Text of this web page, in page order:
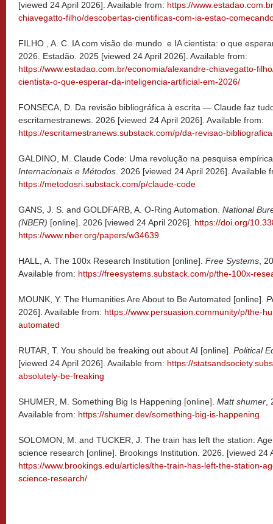
[viewed 24 April 2026]. Available from: https://
chiavegatto-filho/descobertas-cientificas-com-ia-estao-
FILHO , A. C. IA com visão de mundo e IA cientista: o que
2026. Estadão. 2025 [viewed 24 April 2026]. Available from:
https://www.estadao.com.br/economia/alexandre-chiavegatto-
cientista-o-que-esperar-da-inteligencia-artificial-em-2026/
FONSECA, D. Da revisão bibliográfica à escrita — Claude faz
escritamestranews. 2026 [viewed 24 April 2026]. Available from:
https://escritamestranews.substack.com/p/da-revisao-
GALDINO, M. Claude Code: Uma revolução na pesquisa
Internacionais e Métodos . 2026 [viewed 24 April 2026]. Available
https://metodosri.substack.com/p/claude-code
GANS, J. S. and GOLDFARB, A. O-Ring Automation. National
(NBER) [online]. 2026 [viewed 24 April 2026]. https://doi.org/
https://www.nber.org/papers/w34639
HALL, A. The 100x Research Institution [online]. Free Systems ,
Available from: https://freesystems.substack.com/p/the-100x-
MOUNK, Y. The Humanities Are About to Be Automated [online].
2026]. Available from: https://www.persuasion.community/p/the-
automated
RUTAR, T. You should be freaking out about AI [online]. Political
[viewed 24 April 2026]. Available from: https://
absolutely-be-freaking
SHUMER, M. Something Big Is Happening [online]. Matt shumer
Available from: https://shumer.dev/something-big-is-happening
SOLOMON, M. and TUCKER, J. The train has left the station:
science research [online]. Brookings Institution. 2026. [viewed 24
https://www.brookings.edu/articles/the-train-has-left-the-station-
science-research/